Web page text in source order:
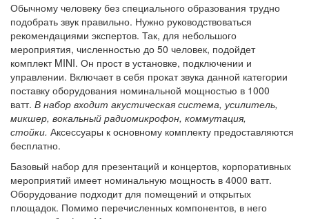
Обычному человеку без специального образования трудно
подобрать звук правильно. Нужно руководствоваться
рекомендациями экспертов. Так, для небольшого
мероприятия, численностью до 50 человек, подойдет
комплект MINI. Он прост в установке, подключении и
управлении. Включает в себя прокат звука данной категории
поставку оборудования номинальной мощностью в 1000
ватт. В набор входит акустическая система, усилитель,
микшер, вокальный радиомикрофон, коммутация,
стойки. Аксессуары к основному комплекту предоставляются
бесплатно.
Базовый набор для презентаций и концертов, корпоративных
мероприятий имеет номинальную мощность в 4000 ватт.
Оборудование подходит для помещений и открытых
площадок. Помимо перечисленных компонентов, в него